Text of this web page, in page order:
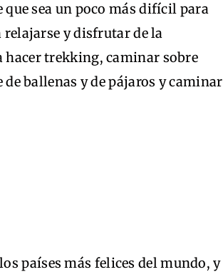
sea un poco más difícil para
relajarse y disfrutar de la
hacer trekking, caminar sobre
ballenas y de pájaros y caminar
países más felices del mundo, y